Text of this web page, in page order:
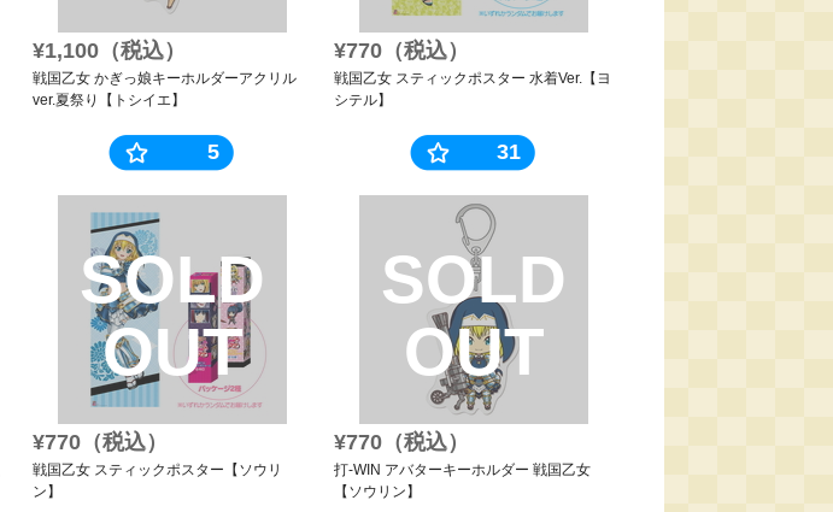
¥1,100（税込）
戦国乙女 かぎっ娘キーホルダーアクリル
ver.夏祭り【トシイエ】
5
¥770（税込）
戦国乙女 スティックポスター 水着Ver.【ヨ
シテル】
31
SOLD
OUT
¥770（税込）
戦国乙女 スティックポスター【ソウリ
ン】
SOLD
OUT
¥770（税込）
打-WIN アバターキーホルダー 戦国乙女
【ソウリン】